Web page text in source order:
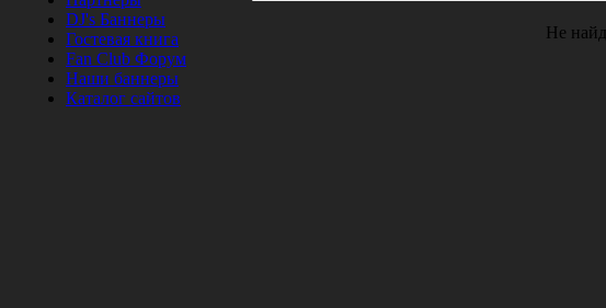
DJ's Баннеры
Гостевая книга
Fan Club Форум
Наши баннеры
Каталог сайтов
Не